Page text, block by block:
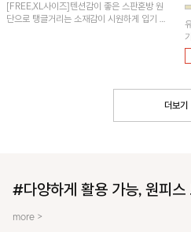
[FREE,XL사이즈]텐션감이 좋은 스판혼방 원
단으로 탱글거리는 소재감이 시원하게 입기 좋
더보기
#다양하게 활용 가능, 원피스
more >